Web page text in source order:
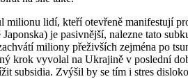
lidí, kteří otevřeně manifestují
je pasivnější, nalezne tato
miliony přeživších zejména po
krok vyvolal na Ukrajině v poslední
subsidia. Zvýšil by se tím i stres